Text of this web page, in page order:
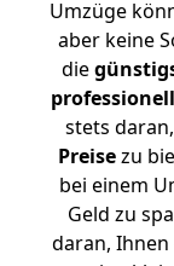
Umzüge
aber keine
die
stets
Preisezu
bei einem
Geld zu
daran, Ihnen